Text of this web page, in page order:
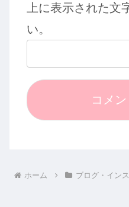
上に表示された文
い。
ホーム ブログ・イン